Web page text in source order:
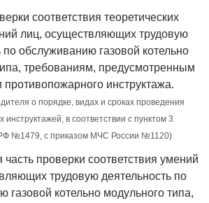
соответствия теоретических
лиц, осуществляющих трудовую
по обслуживанию газовой котельно
требованиям, предусмотренным
инструктажа.
о порядке, видах и сроках проведения
в соответствии с пунктом 3
№1479, с приказом МЧС России №1120)
часть проверки соответствия умений
трудовую деятельность по
газовой котельно модульного типа,